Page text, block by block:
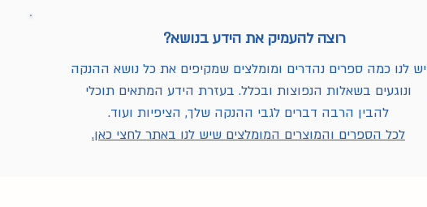
רוצה להעמיק את הידע בנושא?
יש לנו כמה ספרים נהדרים ומומלצים שמקיפים את כל נושא ההנקה
ונוגעים בשאלות הנפוצות ובכלל. בעזרת הידע המתאים תוכלי
להבין הרבה דברים לגבי ההנקה שלך, הציפיות ועוד.
לכל הספרים והמוצרים המומלצים שיש לנו באתר לחצי כאן.